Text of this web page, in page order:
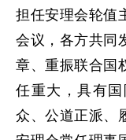
担任安理会轮值
会议，各方共同
章、重振联合国
任重大，具有
众、公道正派、